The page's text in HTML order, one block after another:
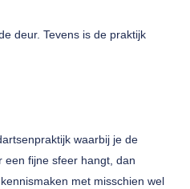
deur. Tevens is de praktijk
waarbij je de
een fijne sfeer hangt, dan
met misschien wel